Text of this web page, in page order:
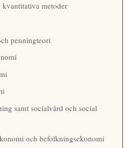
metoder
penningteori
samt socialvård och social
och befolkningsekonomi